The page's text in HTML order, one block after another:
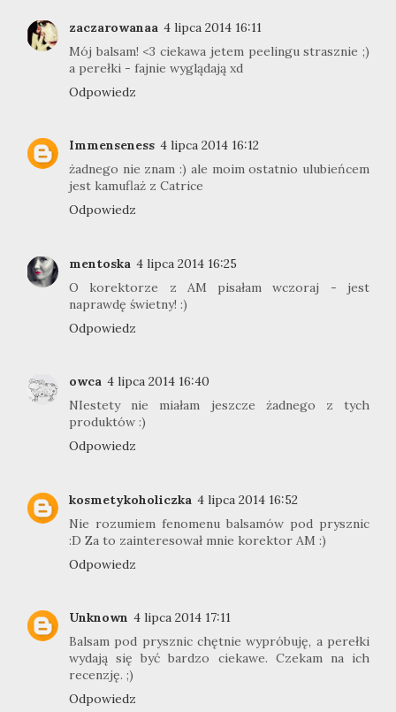
zaczarowanaa 4 lipca 2014 16:11
Mój balsam! <3 ciekawa jetem peelingu strasznie ;)
a perełki - fajnie wyglądają xd
Odpowiedz
Immenseness 4 lipca 2014 16:12
żadnego nie znam :) ale moim ostatnio ulubieńcem
jest kamuflaż z Catrice
Odpowiedz
mentoska 4 lipca 2014 16:25
O korektorze z AM pisałam wczoraj - jest
naprawdę świetny! :)
Odpowiedz
owca 4 lipca 2014 16:40
NIestety nie miałam jeszcze żadnego z tych
produktów :)
Odpowiedz
kosmetykoholiczka 4 lipca 2014 16:52
Nie rozumiem fenomenu balsamów pod prysznic
:D Za to zainteresował mnie korektor AM :)
Odpowiedz
Unknown 4 lipca 2014 17:11
Balsam pod prysznic chętnie wypróbuję, a perełki
wydają się być bardzo ciekawe. Czekam na ich
recenzję. ;)
Odpowiedz